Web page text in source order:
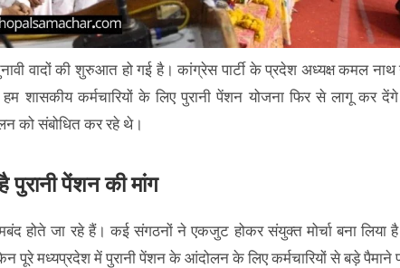
वादों की शुरुआत हो गई है। कांग्रेस पार्टी के प्रदेश अध्यक्ष कमल नाथ
शासकीय कर्मचारियों के लिए पुरानी पेंशन योजना फिर से लागू कर
को संबोधित कर रहे थे।
पेंशन की मांग
होते जा रहे हैं। कई संगठनों ने एकजुट होकर संयुक्त मोर्चा बना लिया
पूरे मध्यप्रदेश में पुरानी पेंशन के आंदोलन के लिए कर्मचारियों से बड़े पैमाने